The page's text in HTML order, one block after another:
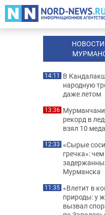
14:11 В
народную
даже летом
13:36
рекорд в
взял 10
12:33 «Сырые
гречка»:
Мурманска
11:35 «Влетит в
природы: у
вызвал